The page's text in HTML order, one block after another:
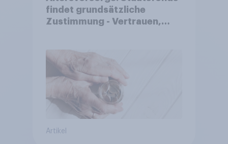
findet grundsätzliche
Zustimmung - Vertrauen,
Akzeptanz
Artikel